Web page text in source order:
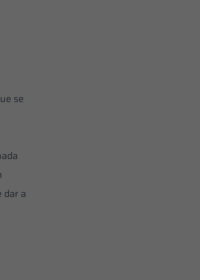
se
dar a